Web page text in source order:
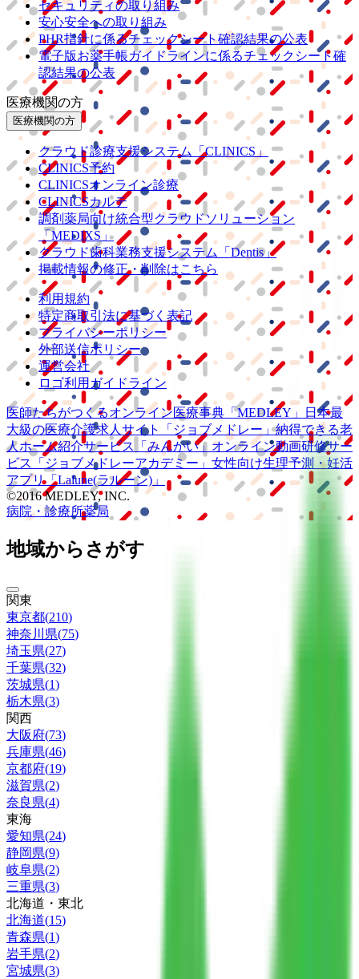
セキュリティの取り組み
安心安全への取り組み
PHR指針に係るチェックシート確認結果の公表
電子版お薬手帳ガイドラインに係るチェックシート確
認結果の公表
医療機関の方
医療機関の方
クラウド診療支援システム
「CLINICS」
CLINICS予約
CLINICSオンライン診療
CLINICSカルテ
調剤薬局向け統合型クラウドソリューション
「MEDIXS」
クラウド歯科業務支援システム
「Dentis」
掲載情報の修正・削除はこちら
利用規約
特定商取引法に基づく表記
プライバシーポリシー
外部送信ポリシー
運営会社
ロゴ利用ガイドライン
医師たちがつくるオンライン医療事典 「MEDLEY」
日本最
大級の医療介護求人サイト 「ジョブメドレー」納得できる老
人ホーム紹介サービス
「みんかい」 オンライン動画研修サー
ビス
「ジョブメドレーアカデミー」 女性向け生理予測・妊活
アプリ「Lalune(ラルーン)」
©2016 MEDLEY, INC.
病院・診療所薬局
地域からさがす
関東
東京都(210)
神奈川県(75)
埼玉県(27)
千葉県(32)
茨城県(1)
栃木県(3)
関西
大阪府(73)
兵庫県(46)
京都府(19)
滋賀県(2)
奈良県(4)
東海
愛知県(24)
静岡県(9)
岐阜県(2)
三重県(3)
北海道・東北
北海道(15)
青森県(1)
岩手県(2)
宮城県(3)